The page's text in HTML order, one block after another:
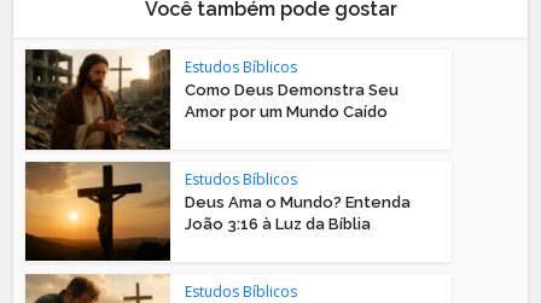
Você também pode gostar
Estudos Bíblicos
Como Deus Demonstra Seu
Amor por um Mundo Caído
Estudos Bíblicos
Deus Ama o Mundo? Entenda
João 3:16 à Luz da Bíblia
Estudos Bíblicos